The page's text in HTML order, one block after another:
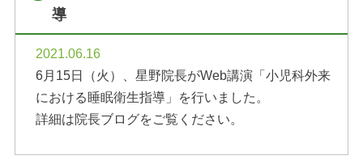
導
2021.06.16
6月15日（火）、星野院長がWeb講演「小児科外来
における睡眠衛生指導」を行いました。
詳細は院長ブログをご覧ください。